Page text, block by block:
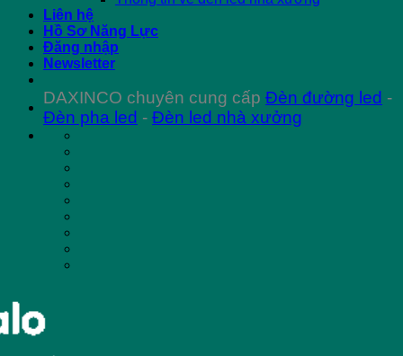
Liên hệ
Hồ Sơ Năng Lực
Đăng nhập
Newsletter
DAXINCO chuyên cung cấp Đèn đường led -
Đèn pha led - Đèn led nhà xưởng